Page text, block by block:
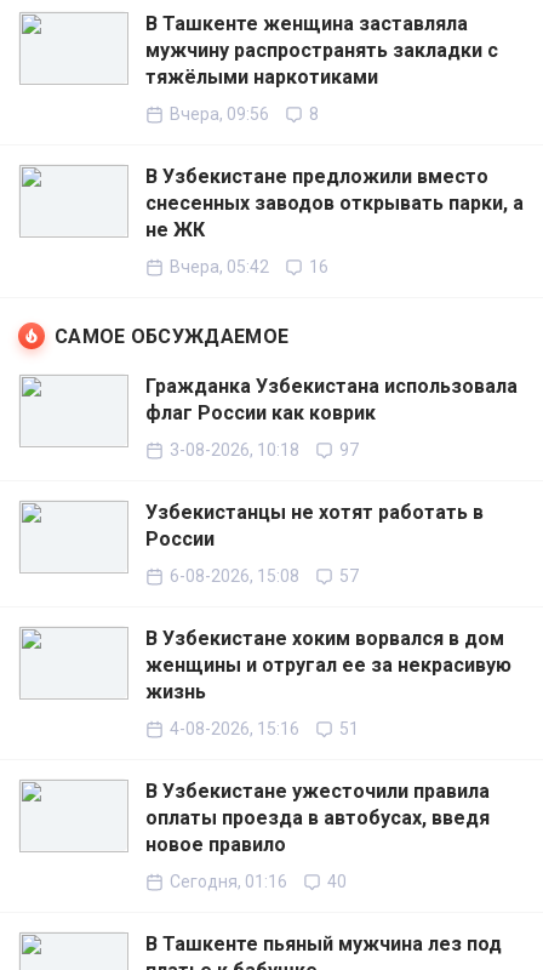
В Ташкенте женщина заставляла
мужчину распространять закладки с
тяжёлыми наркотиками
Вчера, 09:56 8
В Узбекистане предложили вместо
снесенных заводов открывать парки, а
не ЖК
Вчера, 05:42 16
САМОЕ ОБСУЖДАЕМОЕ
Гражданка Узбекистана использовала
флаг России как коврик
3-08-2026, 10:18 97
Узбекистанцы не хотят работать в
России
6-08-2026, 15:08 57
В Узбекистане хоким ворвался в дом
женщины и отругал ее за некрасивую
жизнь
4-08-2026, 15:16 51
В Узбекистане ужесточили правила
оплаты проезда в автобусах, введя
новое правило
Сегодня, 01:16 40
В Ташкенте пьяный мужчина лез под